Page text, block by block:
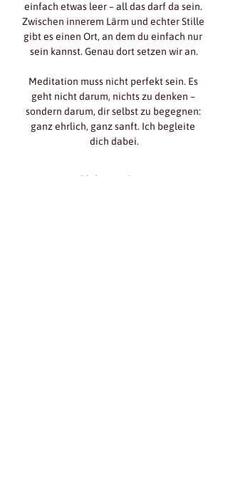
einfach etwas leer – all das darf da sein.
Zwischen innerem Lärm und echter Stille
gibt es einen Ort, an dem du einfach nur
sein kannst. Genau dort setzen wir an.
Meditation muss nicht perfekt sein. Es
geht nicht darum, nichts zu denken –
sondern darum, dir selbst zu begegnen:
ganz ehrlich, ganz sanft. Ich begleite
dich dabei.
Mehr anzeigen